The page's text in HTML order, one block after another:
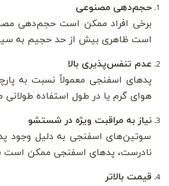
حجم‌دهی مصنوعی
برخی افراد ممکن است حجم‌دهی
است ظاهری بیش از حد حجیم به
عدم تنفس‌پذیری بالا
پدهای اسفنجی معمولاً نسبت به
هوای گرم یا در طول استفاده
نیاز به مراقبت ویژه در شستشو
سوتین‌های اسفنجی به دلیل وجود
نادرست، پدهای اسفنجی ممکن است
قیمت بالاتر